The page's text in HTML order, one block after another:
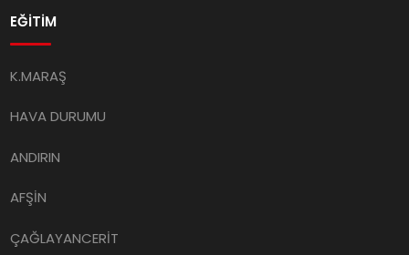
EĞİTİM
K.MARAŞ
HAVA DURUMU
ANDIRIN
AFŞİN
ÇAĞLAYANCERİT